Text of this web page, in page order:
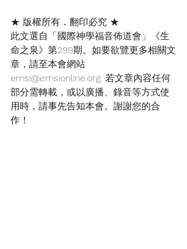
★ 版權所有．翻印必究 ★
此文選自「國際神學福音佈道會」《生
命之泉》第299期。如要欲覽更多相關文
章，請至本會網站
emsi@emsionline.org. 若文章內容任何
部分需轉載，或以廣播、錄音等方式使
用時，請事先告知本會。謝謝您的合
作！